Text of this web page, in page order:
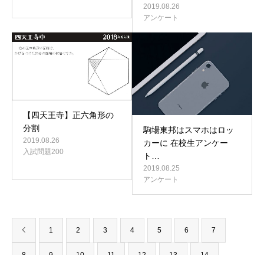
2019.08.26
アンケート
【四天王寺】正六角形の
分割
2019.08.26
入試問題200
駒場東邦はスマホはロッ
カーに 在校生アンケー
ト…
2019.08.25
アンケート
1 2 3 4 5 6 7